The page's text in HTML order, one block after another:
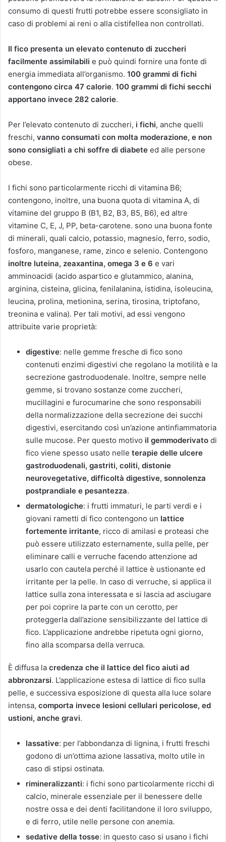
consumo di questi frutti potrebbe essere sconsigliato in
caso di problemi ai reni o alla cistifellea non controllati.
Il fico presenta un elevato contenuto di zuccheri
facilmente assimilabili e può quindi fornire una fonte di
energia immediata all’organismo. 100 grammi di fichi
contengono circa 47 calorie. 100 grammi di fichi secchi
apportano invece 282 calorie.
Per l’elevato contenuto di zuccheri, i fichi, anche quelli
freschi, vanno consumati con molta moderazione, e non
sono consigliati a chi soffre di diabete ed alle persone
obese.
I fichi sono particolarmente ricchi di vitamina B6;
contengono, inoltre, una buona quota di vitamina A, di
vitamine del gruppo B (B1, B2, B3, B5, B6), ed altre
vitamine C, E, J, PP, beta-carotene. sono una buona fonte
di minerali, quali calcio, potassio, magnesio, ferro, sodio,
fosforo, manganese, rame, zinco e selenio. Contengono
inoltre luteina, zeaxantina, omega 3 e 6 e vari
amminoacidi (acido aspartico e glutammico, alanina,
arginina, cisteina, glicina, fenilalanina, istidina, isoleucina,
leucina, prolina, metionina, serina, tirosina, triptofano,
treonina e valina). Per tali motivi, ad essi vengono
attribuite varie proprietà:
digestive: nelle gemme fresche di fico sono
contenuti enzimi digestivi che regolano la motilità e la
secrezione gastroduodenale. Inoltre, sempre nelle
gemme, si trovano sostanze come zuccheri,
mucillagini e furocumarine che sono responsabili
della normalizzazione della secrezione dei succhi
digestivi, esercitando così un’azione antinfiammatoria
sulle mucose. Per questo motivo il gemmoderivato di
fico viene spesso usato nelle terapie delle ulcere
gastroduodenali, gastriti, coliti, distonie
neurovegetative, difficoltà digestive, sonnolenza
postprandiale e pesantezza.
dermatologiche: i frutti immaturi, le parti verdi e i
giovani rametti di fico contengono un lattice
fortemente irritante, ricco di amilasi e proteasi che
può essere utilizzato esternamente, sulla pelle, per
eliminare calli e verruche facendo attenzione ad
usarlo con cautela perché il lattice è ustionante ed
irritante per la pelle. In caso di verruche, si applica il
lattice sulla zona interessata e si lascia ad asciugare
per poi coprire la parte con un cerotto, per
proteggerla dall’azione sensibilizzante del lattice di
fico. L’applicazione andrebbe ripetuta ogni giorno,
fino alla scomparsa della verruca.
È diffusa la credenza che il lattice del fico aiuti ad
abbronzarsi. L’applicazione estesa di lattice di fico sulla
pelle, e successiva esposizione di questa alla luce solare
intensa, comporta invece lesioni cellulari pericolose, ed
ustioni, anche gravi.
lassative: per l’abbondanza di lignina, i frutti freschi
godono di un’ottima azione lassativa, molto utile in
caso di stipsi ostinata.
rimineralizzanti: i fichi sono particolarmente ricchi di
calcio, minerale essenziale per il benessere delle
nostre ossa e dei denti facilitandone il loro sviluppo,
e di ferro, utile nelle persone con anemia.
sedative della tosse: in questo caso si usano i fichi